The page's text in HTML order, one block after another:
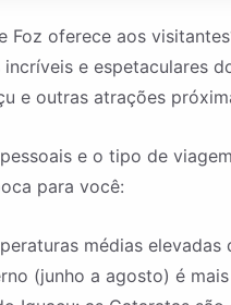
Foz oferece aos
e espetaculares
e outras atrações
e o tipo de
para você:
médias
(junho a agosto) é